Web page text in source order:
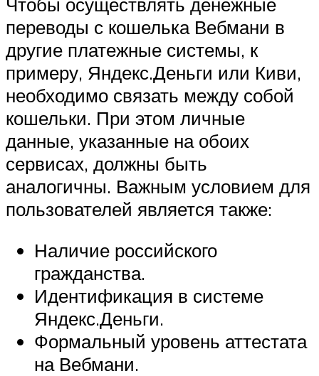
переводы с кошелька Вебмани в
другие платежные системы, к
примеру, Яндекс.Деньги или Киви,
необходимо связать между собой
кошельки. При этом личные
данные, указанные на обоих
сервисах, должны быть
аналогичны. Важным условием для
пользователей является также:
Наличие российского
гражданства.
Идентификация в системе
Яндекс.Деньги.
Формальный уровень аттестата
на Вебмани.